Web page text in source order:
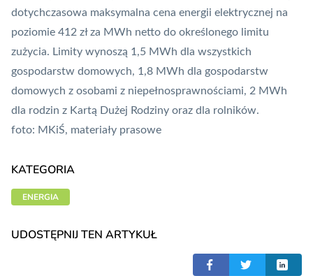
dotychczasowa maksymalna cena energii elektrycznej na
poziomie 412 zł za MWh netto do określonego limitu
zużycia. Limity wynoszą 1,5 MWh dla wszystkich
gospodarstw domowych, 1,8 MWh dla gospodarstw
domowych z osobami z niepełnosprawnościami, 2 MWh
dla rodzin z Kartą Dużej Rodziny oraz dla rolników.
foto: MKiŚ, materiały prasowe
KATEGORIA
ENERGIA
UDOSTĘPNIJ TEN ARTYKUŁ